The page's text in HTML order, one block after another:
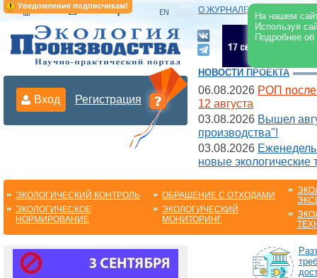
Уведомление подписчикам!
На нашем
Используя
Подробнее
О ЖУРНАЛЕ |
Вход Регистрация
НОВОСТИ ПРОЕКТА
06.08.2026 РОП после
12 августа
03.08.2026 Вышел
производства"!
03.08.2026
новые экологические
ЭКОЛОГИЧЕСКИЙ КОНТРОЛЬ
ЭКОЛОГИЧЕСКОЕ
НОРМИРОВАНИЕ
ОБРАЩЕНИЕ С ОТХОДАМИ
ЭКОЛОГИЧЕСКИЙ
МОНИТОРИНГ